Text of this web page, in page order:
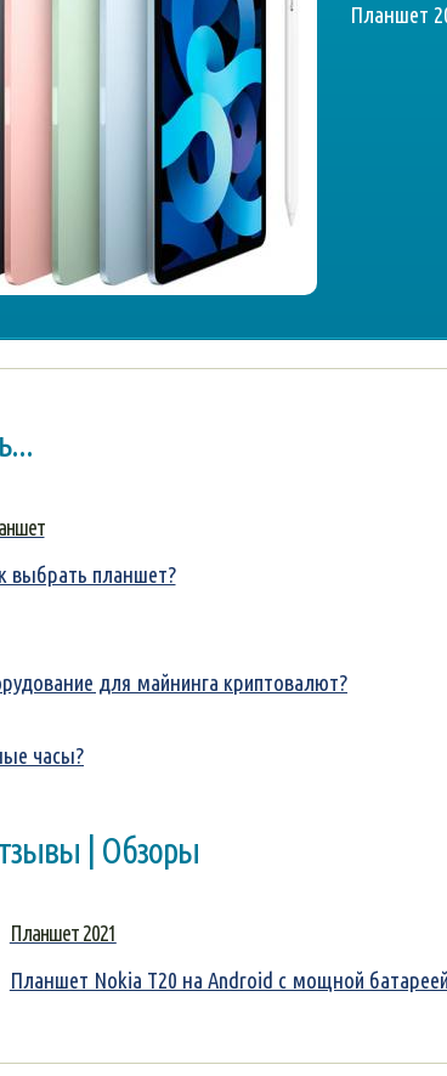
Планшет
выбрать планшет?
для майнинга криптовалют?
часы?
| Обзоры
Планшет 2021
Планшет Nokia T20 на Android с мощной